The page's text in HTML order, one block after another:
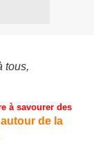
tous,
à savourer des
de la